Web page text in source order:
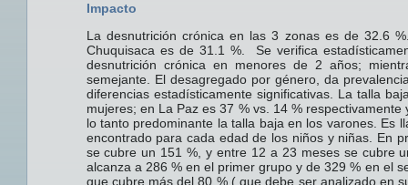
Impacto
La desnutrición crónica en las 3 zonas es de 32.6
Chuquisaca es de 31.1 %. Se verifica
desnutrición crónica en menores de 2 años;
semejante. El desagregado por género, da
diferencias estadísticamente significativas. La talla
mujeres; en La Paz es 37 % vs. 14 %
lo tanto predominante la talla baja en los varones.
encontrado para cada edad de los niños y niñas. En
se cubre un 151 %, y entre 12 a 23 meses se cubre
alcanza a 286 % en el primer grupo y de 329 % en el
que cubre más del 80 % ( que debe ser analizado en